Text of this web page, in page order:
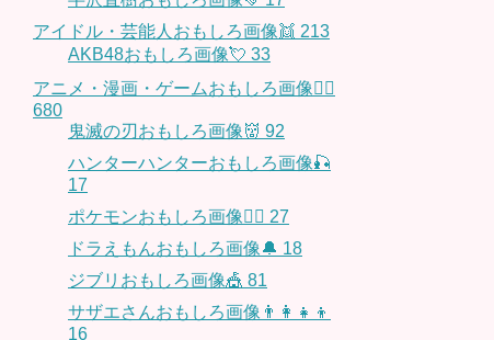
アイドル・芸能人おもしろ画像👯 213
AKB48おもしろ画像💘 33
アニメ・漫画・ゲームおもしろ画像🧚‍♀️
680
鬼滅の刃おもしろ画像👹 92
ハンターハンターおもしろ画像🎣
17
ポケモンおもしろ画像🤹‍♂️ 27
ドラえもんおもしろ画像🔔 18
ジブリおもしろ画像🎪 81
サザエさんおもしろ画像👨‍👩‍👧‍👦
16